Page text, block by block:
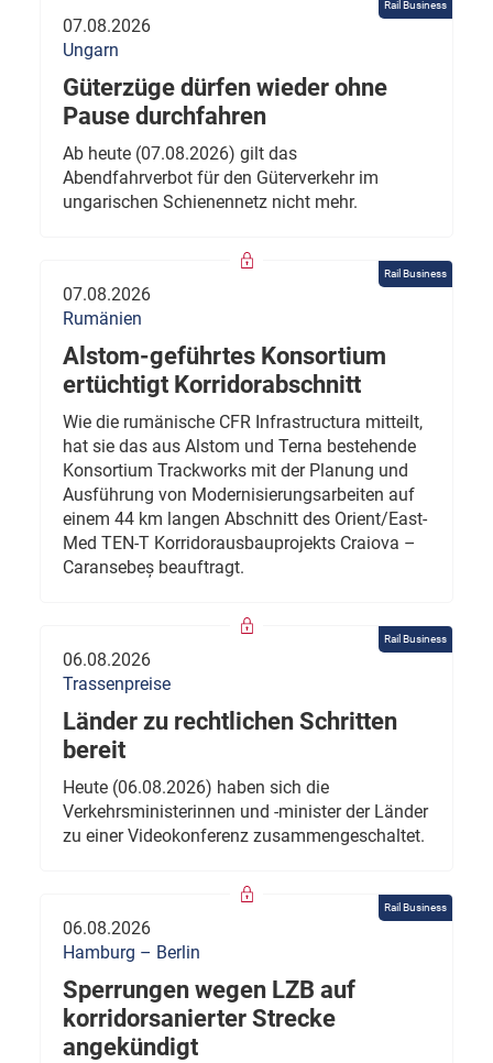
Rail Business
07.08.2026
Ungarn
Güterzüge dürfen wieder ohne
Pause durchfahren
Ab heute (07.08.2026) gilt das
Abendfahrverbot für den Güterverkehr im
ungarischen Schienennetz nicht mehr.
Rail Business
07.08.2026
Rumänien
Alstom-geführtes Konsortium
ertüchtigt Korridorabschnitt
Wie die rumänische CFR Infrastructura mitteilt,
hat sie das aus Alstom und Terna bestehende
Konsortium Trackworks mit der Planung und
Ausführung von Modernisierungsarbeiten auf
einem 44 km langen Abschnitt des Orient/East-
Med TEN-T Korridorausbauprojekts Craiova –
Caransebeș beauftragt.
Rail Business
06.08.2026
Trassenpreise
Länder zu rechtlichen Schritten
bereit
Heute (06.08.2026) haben sich die
Verkehrsministerinnen und -minister der Länder
zu einer Videokonferenz zusammengeschaltet.
Rail Business
06.08.2026
Hamburg – Berlin
Sperrungen wegen LZB auf
korridorsanierter Strecke
angekündigt